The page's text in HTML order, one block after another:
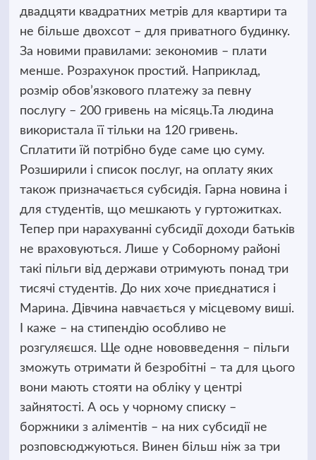
двадцяти квадратних метрів для квартири та
не більше двохсот – для приватного будинку.
За новими правилами: зекономив – плати
менше. Розрахунок простий. Наприклад,
розмір обов’язкового платежу за певну
послугу – 200 гривень на місяць.Та людина
використала її тільки на 120 гривень.
Сплатити їй потрібно буде саме цю суму.
Розширили і список послуг, на оплату яких
також призначається субсидія. Гарна новина і
для студентів, що мешкають у гуртожитках.
Тепер при нарахуванні субсидії доходи батьків
не враховуються. Лише у Соборному районі
такі пільги від держави отримують понад три
тисячі студентів. До них хоче приєднатися і
Марина. Дівчина навчається у місцевому виші.
І каже – на стипендію особливо не
розгуляєшся. Ще одне нововведення – пільги
зможуть отримати й безробітні – та для цього
вони мають стояти на обліку у центрі
зайнятості. А ось у чорному списку –
боржники з аліментів – на них субсидії не
розповсюджуються. Винен більш ніж за три